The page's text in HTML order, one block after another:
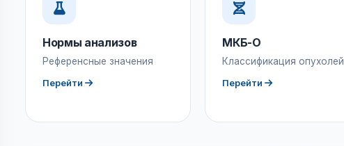
Нормы анализов
Референсные значения
Перейти
МКБ-О
Классификация опухолей
Перейти